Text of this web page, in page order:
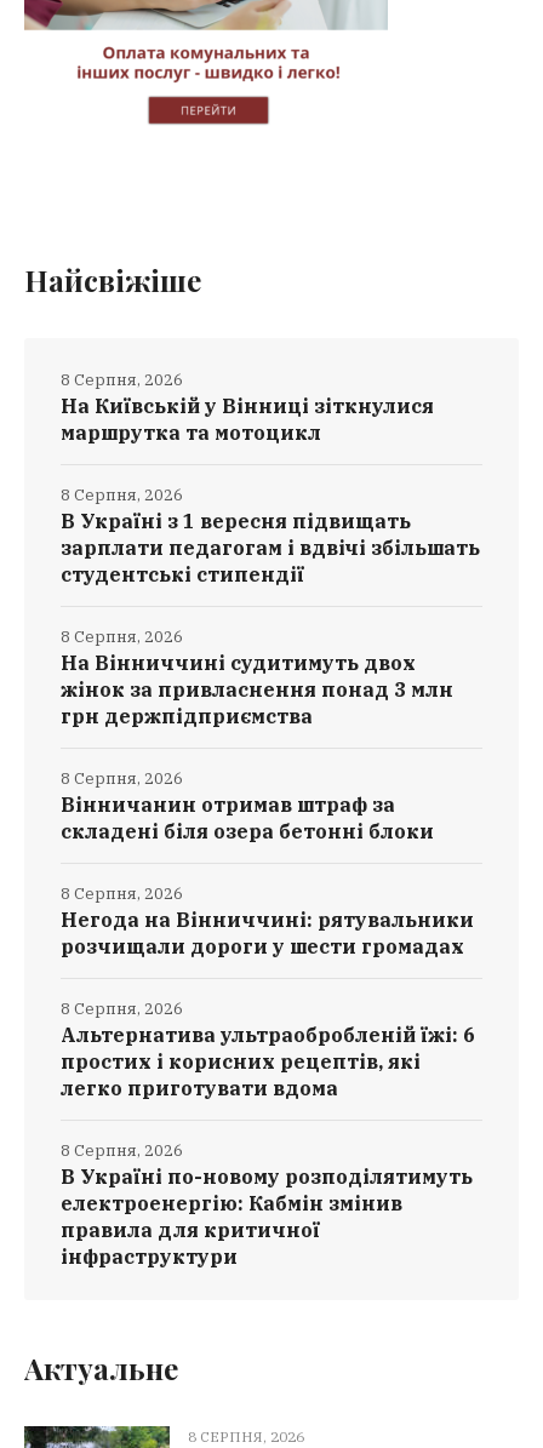
Найсвіжіше
На Київській у Вінниці зіткнулися
маршрутка та мотоцикл
8 Серпня, 2026
В Україні з 1 вересня підвищать
зарплати педагогам і вдвічі збільшать
студентські стипендії
8 Серпня, 2026
На Вінниччині судитимуть двох
жінок за привласнення понад 3 млн
грн держпідприємства
8 Серпня, 2026
Вінничанин отримав штраф за
складені біля озера бетонні блоки
8 Серпня, 2026
Негода на Вінниччині: рятувальники
розчищали дороги у шести громадах
8 Серпня, 2026
Альтернатива ультраобробленій їжі: 6
простих і корисних рецептів, які
легко приготувати вдома
8 Серпня, 2026
В Україні по-новому розподілятимуть
електроенергію: Кабмін змінив
правила для критичної
інфраструктури
8 Серпня, 2026
Актуальне
8 СЕРПНЯ, 2026